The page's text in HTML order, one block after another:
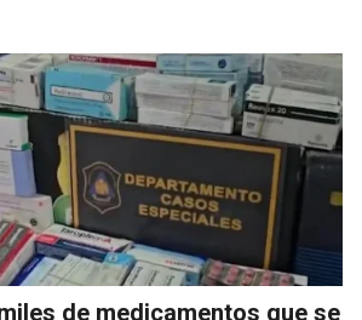
de medicamentos que se